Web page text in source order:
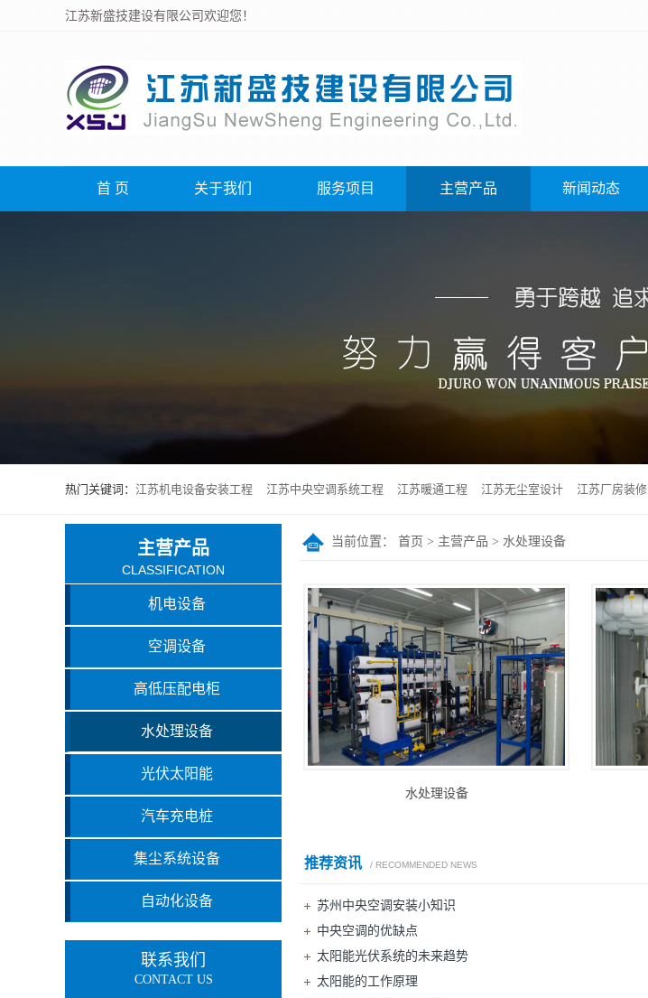
江苏新盛技建设有限公司欢迎您！
首 页 关于我们 服务项目 主营产品 新闻动态
热门关键词： 江苏机电设备安装工程 江苏中央空调系统工程 江苏暖通工程 江苏无尘室设计 江苏厂房装修
当前位置： 首页 > 主营产品 > 水处理设备
水处理设备
推荐资讯 / RECOMMENDED NEWS
苏州中央空调安装小知识
中央空调的优缺点
太阳能光伏系统的未来趋势
太阳能的工作原理
主营产品
CLASSIFICATION
机电设备
空调设备
高低压配电柜
水处理设备
光伏太阳能
汽车充电桩
集尘系统设备
自动化设备
联系我们
CONTACT US